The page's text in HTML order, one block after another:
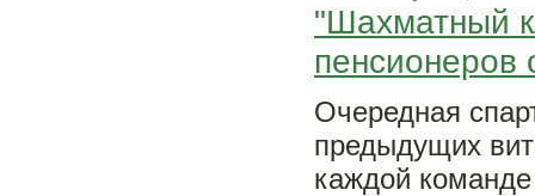
"Шахматный
пенсионеров
Очередная
предыдущих
каждой